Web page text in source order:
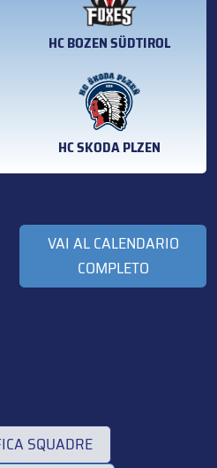
HC BOZEN SÜDTIROL
HC SKODA PLZEN
VAI AL CALENDARIO
COMPLETO
SQUADRE